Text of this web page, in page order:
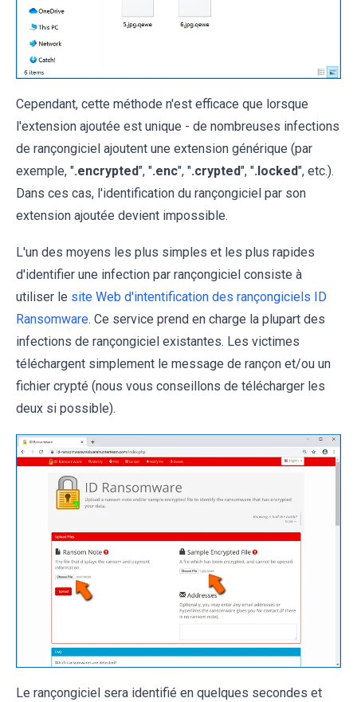
Cependant, cette méthode n'est efficace que lorsque
l'extension ajoutée est unique - de nombreuses infections
de rançongiciel ajoutent une extension générique (par
exemple, ".encrypted", ".enc", ".crypted", ".locked", etc.).
Dans ces cas, l'identification du rançongiciel par son
extension ajoutée devient impossible.
L'un des moyens les plus simples et les plus rapides
d'identifier une infection par rançongiciel consiste à
utiliser le site Web d'intentification des rançongiciels ID
Ransomware. Ce service prend en charge la plupart des
infections de rançongiciel existantes. Les victimes
téléchargent simplement le message de rançon et/ou un
fichier crypté (nous vous conseillons de télécharger les
deux si possible).
Le rançongiciel sera identifié en quelques secondes et